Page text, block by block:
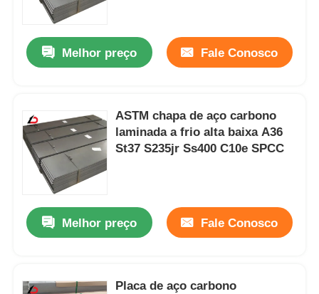
Melhor preço Fale Conosco
ASTM chapa de aço carbono
laminada a frio alta baixa A36
St37 S235jr Ss400 C10e SPCC
Melhor preço Fale Conosco
Placa de aço carbono